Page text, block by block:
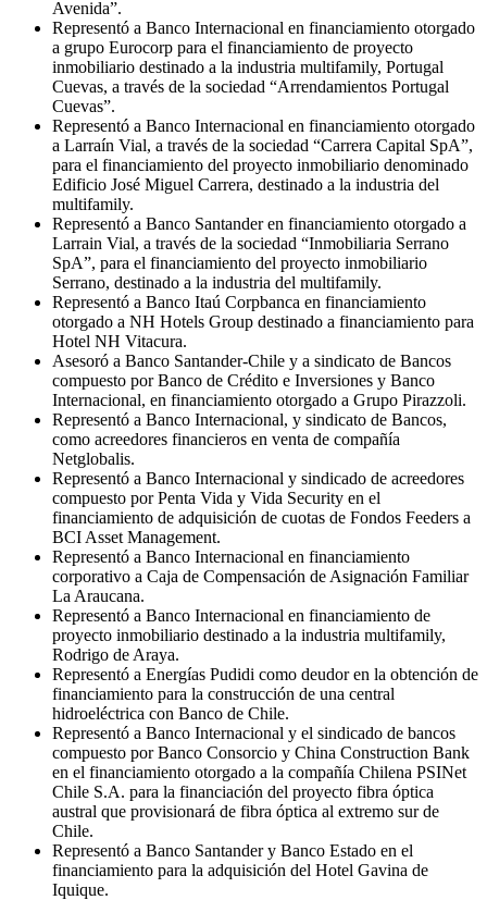
Avenida”.
Representó a Banco Internacional en financiamiento otorgado
a grupo Eurocorp para el financiamiento de proyecto
inmobiliario destinado a la industria multifamily, Portugal
Cuevas, a través de la sociedad “Arrendamientos Portugal
Cuevas”.
Representó a Banco Internacional en financiamiento otorgado
a Larraín Vial, a través de la sociedad “Carrera Capital SpA”,
para el financiamiento del proyecto inmobiliario denominado
Edificio José Miguel Carrera, destinado a la industria del
multifamily.
Representó a Banco Santander en financiamiento otorgado a
Larrain Vial, a través de la sociedad “Inmobiliaria Serrano
SpA”, para el financiamiento del proyecto inmobiliario
Serrano, destinado a la industria del multifamily.
Representó a Banco Itaú Corpbanca en financiamiento
otorgado a NH Hotels Group destinado a financiamiento para
Hotel NH Vitacura.
Asesoró a Banco Santander-Chile y a sindicato de Bancos
compuesto por Banco de Crédito e Inversiones y Banco
Internacional, en financiamiento otorgado a Grupo Pirazzoli.
Representó a Banco Internacional, y sindicato de Bancos,
como acreedores financieros en venta de compañía
Netglobalis.
Representó a Banco Internacional y sindicado de acreedores
compuesto por Penta Vida y Vida Security en el
financiamiento de adquisición de cuotas de Fondos Feeders a
BCI Asset Management.
Representó a Banco Internacional en financiamiento
corporativo a Caja de Compensación de Asignación Familiar
La Araucana.
Representó a Banco Internacional en financiamiento de
proyecto inmobiliario destinado a la industria multifamily,
Rodrigo de Araya.
Representó a Energías Pudidi como deudor en la obtención de
financiamiento para la construcción de una central
hidroeléctrica con Banco de Chile.
Representó a Banco Internacional y el sindicado de bancos
compuesto por Banco Consorcio y China Construction Bank
en el financiamiento otorgado a la compañía Chilena PSINet
Chile S.A. para la financiación del proyecto fibra óptica
austral que provisionará de fibra óptica al extremo sur de
Chile.
Representó a Banco Santander y Banco Estado en el
financiamiento para la adquisición del Hotel Gavina de
Iquique.